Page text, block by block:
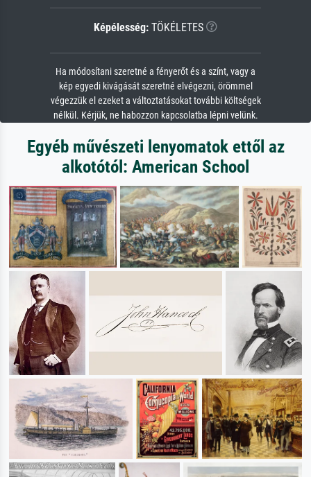
Képélesség: TÖKÉLETES
Ha módosítani szeretné a fényerőt és a színt, vagy a
kép egyedi kivágását szeretné elvégezni, örömmel
végezzük el ezeket a változtatásokat további költségek
nélkül. Kérjük, ne habozzon kapcsolatba lépni velünk.
Egyéb művészeti lenyomatok ettől az
alkotótól: American School